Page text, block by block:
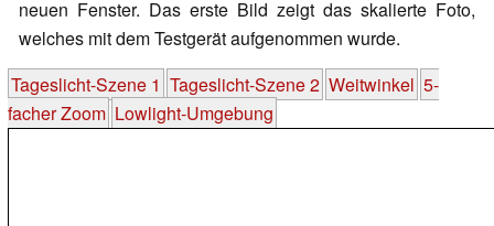
neuen Fenster. Das erste Bild zeigt das skalierte Foto,
welches mit dem Testgerät aufgenommen wurde.
Tageslicht-Szene 1 Tageslicht-Szene 2 Weitwinkel 5-
facher Zoom Lowlight-Umgebung